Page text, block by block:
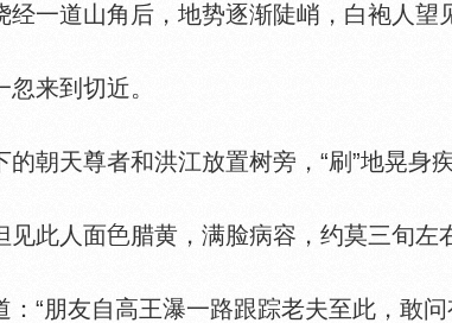
道山角后，地势逐渐陡峭，白袍人望
来到切近。
朝天尊者和洪江放置树旁，“刷”地晃身
此人面 腊黄，满脸病容，约莫三旬左
朋友自高王瀑一路跟踪老夫至此，敢问